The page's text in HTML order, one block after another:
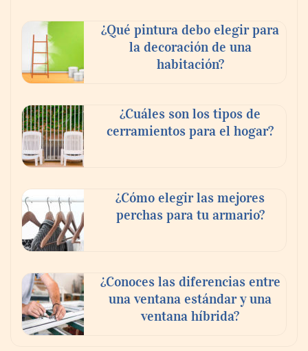
¿Qué pintura debo elegir para
la decoración de una
habitación?
¿Cuáles son los tipos de
cerramientos para el hogar?
¿Cómo elegir las mejores
perchas para tu armario?
¿Conoces las diferencias entre
una ventana estándar y una
ventana híbrida?